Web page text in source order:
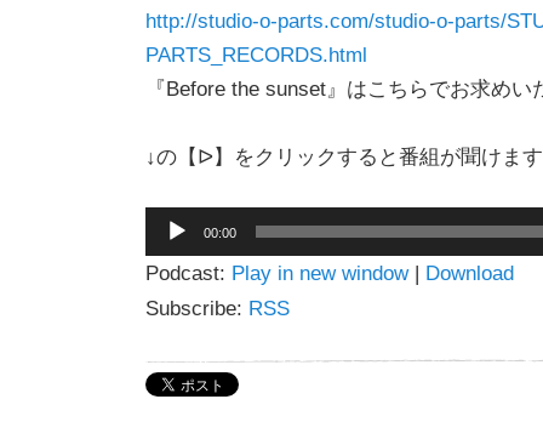
http://studio-o-parts.com/studio-o-parts/
PARTS_RECORDS.html
『Before the sunset』はこちらでお求めい
↓の【ᐅ】をクリックすると番組が聞けま
プ
レ
ヤ
ー
00:00
Podcast: Play in new window| Download
Subscribe: RSS